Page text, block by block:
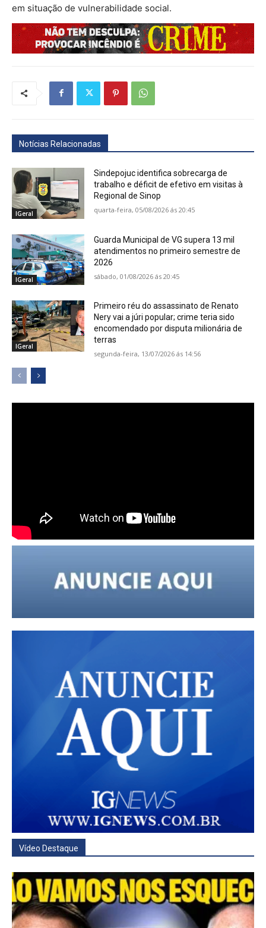
em situação de vulnerabilidade social.
Notícias Relacionadas
IGeral
Sindepojuc identifica sobrecarga de
trabalho e déficit de efetivo em visitas à
Regional de Sinop
quarta-feira, 05/08/2026 ás 20:45
IGeral
Guarda Municipal de VG supera 13 mil
atendimentos no primeiro semestre de
2026
sábado, 01/08/2026 ás 20:45
IGeral
Primeiro réu do assassinato de Renato
Nery vai a júri popular; crime teria sido
encomendado por disputa milionária de
terras
segunda-feira, 13/07/2026 ás 14:56
Vídeo Destaque